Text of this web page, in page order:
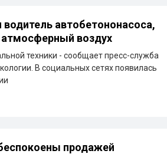
водитель автобетононасоса,
атмосферный воздух
техники - сообщает пресс-служба
В социальных сетях появилась
продажей